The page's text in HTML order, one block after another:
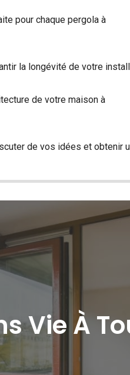
pour chaque pergola à
la longévité de votre
de votre maison à
de vos idées et obtenir
Vie À